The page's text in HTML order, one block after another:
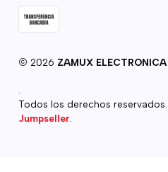
2026 ZAMUX ELECTRONICA
Todos los derechos reservados.
Jumpseller